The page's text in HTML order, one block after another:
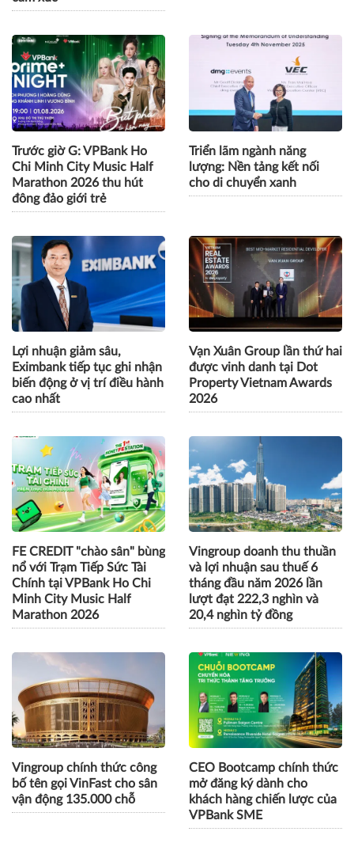
Trước giờ G: VPBank Ho
Chi Minh City Music Half
Marathon 2026 thu hút
đông đảo giới trẻ
Triển lãm ngành năng
lượng: Nền tảng kết nối
cho di chuyển xanh
Lợi nhuận giảm sâu,
Eximbank tiếp tục ghi nhận
biến động ở vị trí điều hành
cao nhất
Vạn Xuân Group lần thứ hai
được vinh danh tại Dot
Property Vietnam Awards
2026
FE CREDIT "chào sân" bùng
nổ với Trạm Tiếp Sức Tài
Chính tại VPBank Ho Chi
Minh City Music Half
Marathon 2026
Vingroup doanh thu thuần
và lợi nhuận sau thuế 6
tháng đầu năm 2026 lần
lượt đạt 222,3 nghìn và
20,4 nghìn tỷ đồng
Vingroup chính thức công
bố tên gọi VinFast cho sân
vận động 135.000 chỗ
CEO Bootcamp chính thức
mở đăng ký dành cho
khách hàng chiến lược của
VPBank SME